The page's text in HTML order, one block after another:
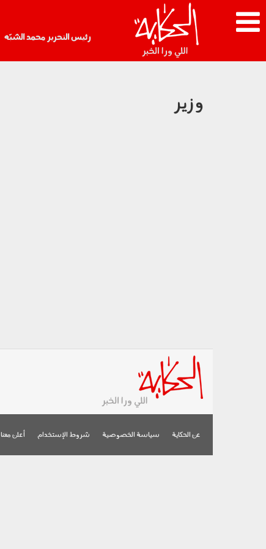
رئيس التحرير محمد الشبّه
وزير
عن الحكاية سياسة الخصوصية شروط الإستخدام أعلن معنا